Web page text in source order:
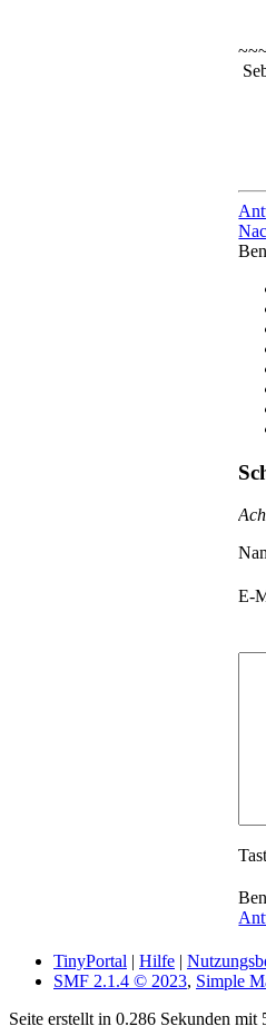
E-
TinyPortal | Hilfe |
SMF 2.1.4 © 2023, Simple
Seite erstellt in 0.286 Sekunden mit